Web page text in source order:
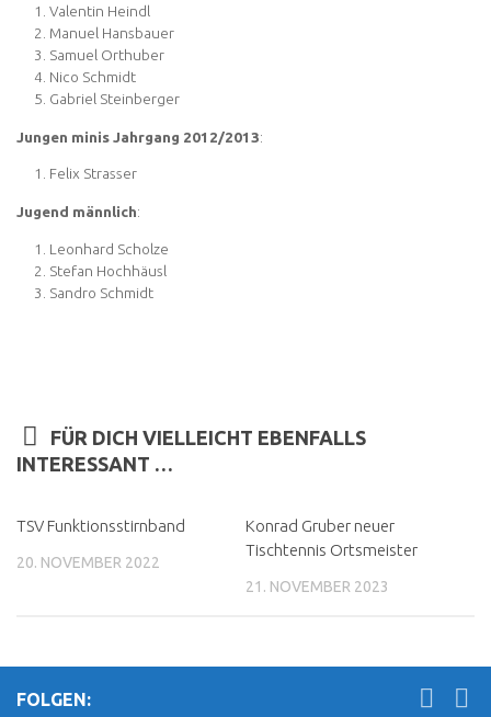
Valentin Heindl
Manuel Hansbauer
Samuel Orthuber
Nico Schmidt
Gabriel Steinberger
Jungen minis Jahrgang 2012/2013:
Felix Strasser
Jugend männlich:
Leonhard Scholze
Stefan Hochhäusl
Sandro Schmidt
FÜR DICH VIELLEICHT EBENFALLS
INTERESSANT …
TSV Funktionsstirnband
20. NOVEMBER 2022
Konrad Gruber neuer
Tischtennis Ortsmeister
21. NOVEMBER 2023
FOLGEN: